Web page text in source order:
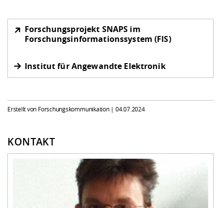
Forschungsprojekt SNAPS im
Forschungsinformationssystem (FIS)
Institut für Angewandte Elektronik
Erstellt von Forschungskommunikation |04.07.2024
KONTAKT